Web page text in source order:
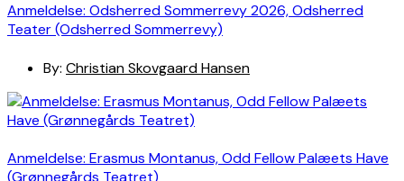
Anmeldelse: Odsherred Sommerrevy 2026, Odsherred
Teater (Odsherred Sommerrevy)
By: Christian Skovgaard Hansen
Anmeldelse: Erasmus Montanus, Odd Fellow Palæets Have
(Grønnegårds Teatret)